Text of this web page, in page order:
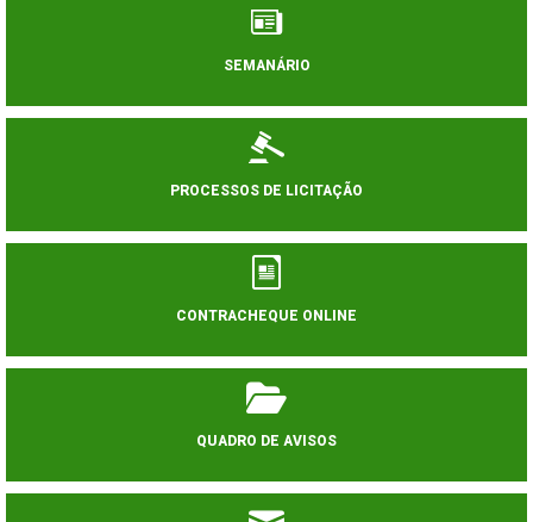
SEMANÁRIO
PROCESSOS DE LICITAÇÃO
CONTRACHEQUE ONLINE
QUADRO DE AVISOS